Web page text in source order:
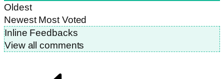
Oldest
Newest Most Voted
Inline Feedbacks
View all comments